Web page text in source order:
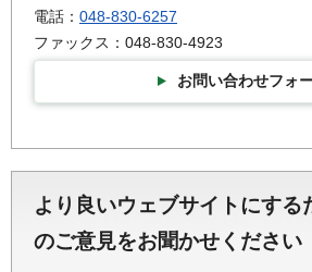
電話： 048-830-6257
ファックス：048-830-4923
お問い合わせフォ
より良いウェブサイトにする
のご意見をお聞かせください